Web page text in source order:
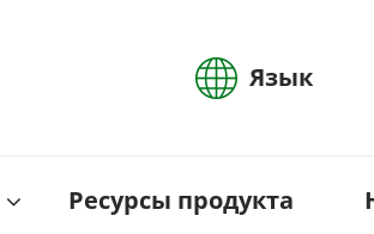
Язык
Ресурсы продукта